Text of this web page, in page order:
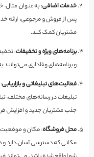
خدمات اضافی: به عنوان
پس از فروش و مرجوعی، ارائه
مشتریان کمک کند.
برنامه‌های ویژه و تخفیفات:
و برنامه‌های وفاداری
فعالیت‌های تبلیغاتی و بازاریابی
تبلیغات در رسانه‌های مختلف،
جذب مشتریان جدید و افزایش
محل فروشگاه: مکان و موقعیت
مکانی که دسترسی آسان دارد و